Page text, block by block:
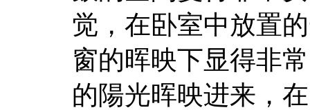
觉，在卧室中放置
窗的晖映下显得非
的陽光晖映进来，